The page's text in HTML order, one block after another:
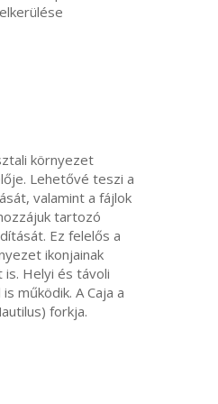
környezet
Lehetővé teszi a
valamint a fájlok
tartozó
Ez felelős a
ikonjainak
Helyi és távoli
működik. A Caja a
forkja.